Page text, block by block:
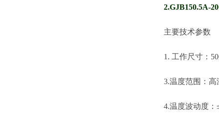
2.GJB150.5A-
主要技术参数
1. 工作尺寸： 5
3.温度范围：
4.温度波动度